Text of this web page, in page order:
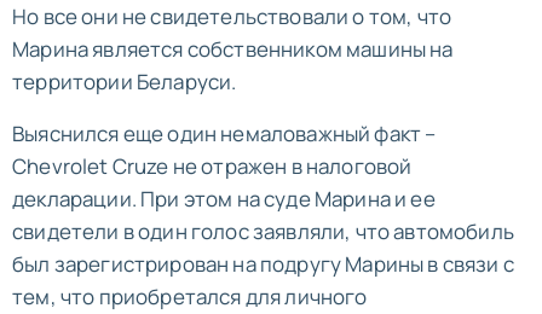
Но все они не свидетельствовали о том, что
Марина является собственником машины на
территории Беларуси.
Выяснился еще один немаловажный факт –
Chevrolet Cruze не отражен в налоговой
декларации. При этом на суде Марина и ее
свидетели в один голос заявляли, что автомобиль
был зарегистрирован на подругу Марины в связи с
тем, что приобретался для личного